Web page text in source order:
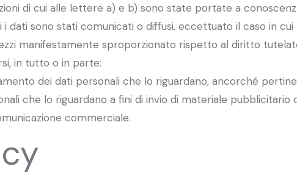
di cui alle lettere a) e b) sono state portate a
dati sono stati comunicati o diffusi, eccettuato il caso in
manifestamente sproporzionato rispetto al diritto
in tutto o in parte:
dei dati personali che lo riguardano, ancorché
che lo riguardano a fini di invio di materiale
commerciale.